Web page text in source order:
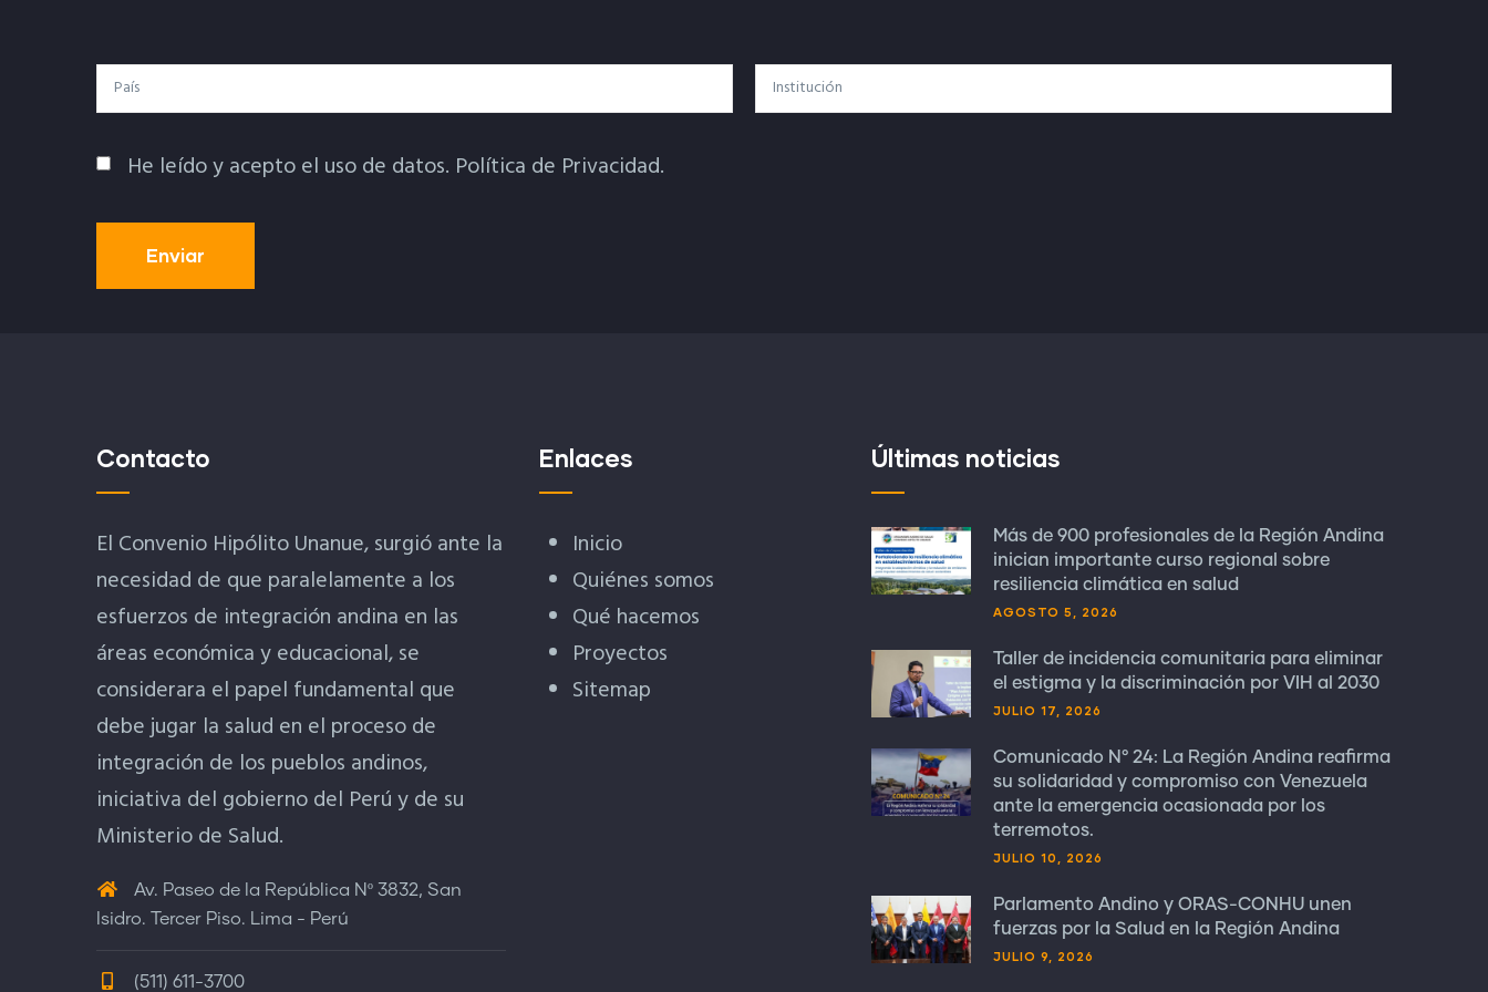
País Institución
Política De Privacidad
He leído y acepto el uso de datos. Política de Privacidad.
Contacto
El Convenio Hipólito Unanue, surgió ante la
necesidad de que paralelamente a los
esfuerzos de integración andina en las
áreas económica y educacional, se
considerara el papel fundamental que
debe jugar la salud en el proceso de
integración de los pueblos andinos,
iniciativa del gobierno del Perú y de su
Ministerio de Salud.
Av. Paseo de la República Nº 3832, San
Isidro. Tercer Piso. Lima - Perú
(511) 611-3700
Enlaces
Inicio
Quiénes somos
Qué hacemos
Proyectos
Sitemap
Últimas noticias
Más de 900 profesionales de la Región Andina
inician importante curso regional sobre
resiliencia climática en salud
AGOSTO 5, 2026
Taller de incidencia comunitaria para eliminar
el estigma y la discriminación por VIH al 2030
JULIO 17, 2026
Comunicado N° 24: La Región Andina reafirma
su solidaridad y compromiso con Venezuela
ante la emergencia ocasionada por los
terremotos.
JULIO 10, 2026
Parlamento Andino y ORAS-CONHU unen
fuerzas por la Salud en la Región Andina
JULIO 9, 2026